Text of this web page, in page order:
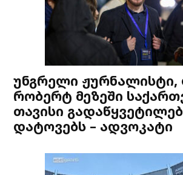
უნგრელი
რობერტ მეზეში
თავისი
დატოვებს – ადვოკატი